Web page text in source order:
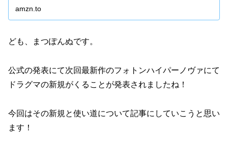
amzn.to
ども、まつぽんぬです。
公式の発表にて次回最新作のフォトンハイパーノヴァにて
ドラグマの新規がくることが発表されましたね！
今回はその新規と使い道について記事にしていこうと思い
ます！